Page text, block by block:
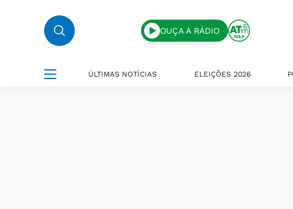
OUÇA A RÁDIO
ÚLTIMAS NOTÍCIAS ELEIÇÕES 2026